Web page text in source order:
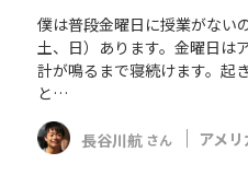
僕は普段金曜日に授業がない
土、日）あります。金曜日は
計が鳴るまで寝続けます。起
と…
長谷川航 さん アメリ